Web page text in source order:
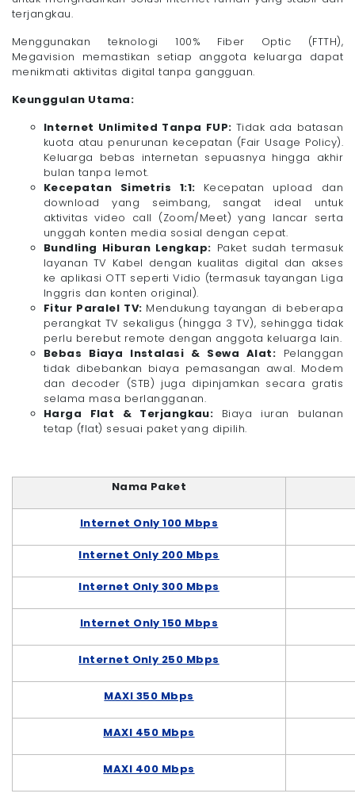
terjangkau.
Menggunakan teknologi 100% Fiber Optic (FTTH),
Megavision memastikan setiap anggota keluarga dapat
menikmati aktivitas digital tanpa gangguan.
Keunggulan Utama:
Internet Unlimited Tanpa FUP: Tidak ada batasan
kuota atau penurunan kecepatan (Fair Usage Policy).
Keluarga bebas internetan sepuasnya hingga akhir
bulan tanpa lemot.
Kecepatan Simetris 1:1: Kecepatan upload dan
download yang seimbang, sangat ideal untuk
aktivitas video call (Zoom/Meet) yang lancar serta
unggah konten media sosial dengan cepat.
Bundling Hiburan Lengkap: Paket sudah termasuk
layanan TV Kabel dengan kualitas digital dan akses
ke aplikasi OTT seperti Vidio (termasuk tayangan Liga
Inggris dan konten original).
Fitur Paralel TV: Mendukung tayangan di beberapa
perangkat TV sekaligus (hingga 3 TV), sehingga tidak
perlu berebut remote dengan anggota keluarga lain.
Bebas Biaya Instalasi & Sewa Alat: Pelanggan
tidak dibebankan biaya pemasangan awal. Modem
dan decoder (STB) juga dipinjamkan secara gratis
selama masa berlangganan.
Harga Flat & Terjangkau: Biaya iuran bulanan
tetap (flat) sesuai paket yang dipilih.
Nama Paket
Internet Only 100 Mbps
Internet Only 200 Mbps
Internet Only 300 Mbps
Internet Only 150 Mbps
Internet Only 250 Mbps
MAXI 350 Mbps
MAXI 450 Mbps
MAXI 400 Mbps